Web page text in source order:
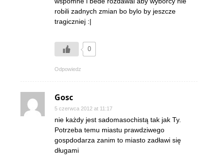
robili zadnych zmian bo bylo by jeszcze
tragiczniej :|
0
Odpowiedz
Gosc
5 czerwca 2012 at 11:17
nie każdy jest sadomasochistą tak jak Ty.
Potrzeba temu miastu prawdziwego
gospdodarza zanim to miasto zadławi się
długami